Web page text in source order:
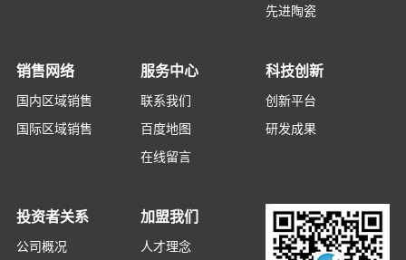
先进陶瓷
销售网络
国内区域销售
国际区域销售
服务中心
联系我们
百度地图
在线留言
科技创新
创新平台
研发成果
投资者关系
公司概况
加盟我们
人才理念